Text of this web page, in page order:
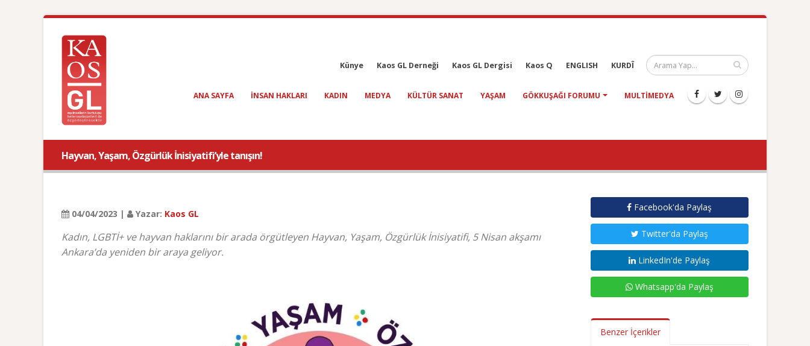
Künye Kaos GL Derneği Kaos GL Dergisi Kaos Q ENGLISH KURDÎ
ANA SAYFA INSAN HAKLARI KADIN MEDYA KÜLTÜR SANAT YAŞAM GÖKKUŞAĞI FORUMU MULTIMEDYA
Hayvan, Yaşam, Özgürlük İnisiyatifi’yle tanışın!
04/04/2023 | Yazar: Kaos GL
Kadın, LGBTİ+ ve hayvan haklarını bir arada örgütleyen Hayvan, Yaşam, Özgürlük İnisiyatifi, 5 Nisan akşamı
Ankara’da yeniden bir araya geliyor.
Facebook'da Paylaş
Twitter'da Paylaş
LinkedIn'de Paylaş
Whatsapp'da Paylaş
Benzer İçerikler